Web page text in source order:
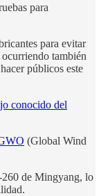
para
para evitar
también
públicos este
conocido del
(Global Wind
de Mingyang, lo